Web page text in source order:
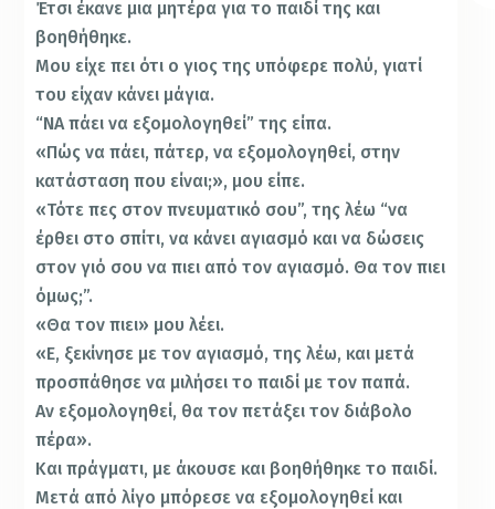
Έτσι έκανε μια μητέρα για το παιδί της και
βοηθήθηκε.
Μου είχε πει ότι ο γιος της υπόφερε πολύ, γιατί
του είχαν κάνει μάγια.
“ΝΑ πάει να εξομολογηθεί” της είπα.
«Πώς να πάει, πάτερ, να εξομολογηθεί, στην
κατάσταση που είναι;», μου είπε.
«Τότε πες στον πνευματικό σου”, της λέω “να
έρθει στο σπίτι, να κάνει αγιασμό και να δώσεις
στον γιό σου να πιει από τον αγιασμό. Θα τον πιει
όμως;”.
«Θα τον πιει» μου λέει.
«Ε, ξεκίνησε με τον αγιασμό, της λέω, και μετά
προσπάθησε να μιλήσει το παιδί με τον παπά.
Αν εξομολογηθεί, θα τον πετάξει τον διάβολο
πέρα».
Και πράγματι, με άκουσε και βοηθήθηκε το παιδί.
Μετά από λίγο μπόρεσε να εξομολογηθεί και